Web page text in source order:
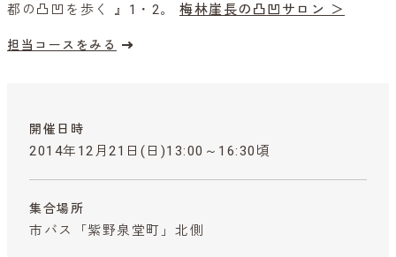
都の凸凹を歩く 』1・2。 梅林崖長の凸凹サロン ＞
担当コースをみる
開催日時
2014年12月21日(日)13:00～16:30頃
集合場所
市バス「紫野泉堂町」北側